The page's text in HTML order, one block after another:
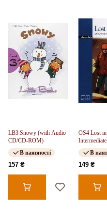
LB3 Snowy (with Audio
CD/CD-ROM)
В наявності
157 ₴
OS4 Lost
Intermediate
В
149 ₴